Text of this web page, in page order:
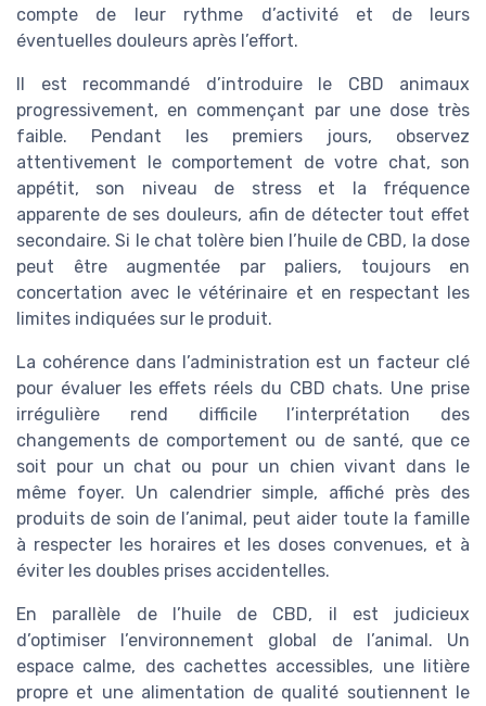
compte de leur rythme d’activité et de leurs
éventuelles douleurs après l’effort.
Il est recommandé d’introduire le CBD animaux
progressivement, en commençant par une dose très
faible. Pendant les premiers jours, observez
attentivement le comportement de votre chat, son
appétit, son niveau de stress et la fréquence
apparente de ses douleurs, afin de détecter tout effet
secondaire. Si le chat tolère bien l’huile de CBD, la dose
peut être augmentée par paliers, toujours en
concertation avec le vétérinaire et en respectant les
limites indiquées sur le produit.
La cohérence dans l’administration est un facteur clé
pour évaluer les effets réels du CBD chats. Une prise
irrégulière rend difficile l’interprétation des
changements de comportement ou de santé, que ce
soit pour un chat ou pour un chien vivant dans le
même foyer. Un calendrier simple, affiché près des
produits de soin de l’animal, peut aider toute la famille
à respecter les horaires et les doses convenues, et à
éviter les doubles prises accidentelles.
En parallèle de l’huile de CBD, il est judicieux
d’optimiser l’environnement global de l’animal. Un
espace calme, des cachettes accessibles, une litière
propre et une alimentation de qualité soutiennent le